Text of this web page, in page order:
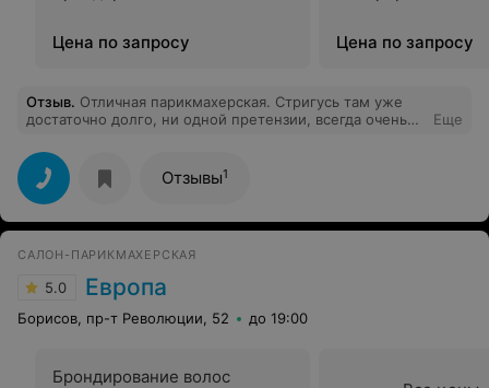
Цена по запросу Цена по запросу
Отзыв. Отличная парикмахерская. Стригусь там уже
достаточно долго, ни одной претензии, всегда очень
повыше чем в других парикмахерских города, но оно
того стоит, всегда отличный результат.
Еще
Отзывы1
САЛОН-ПАРИКМАХЕРСКАЯ
5.0 Европа
Борисов, пр-т Революции, 52 до 19:00
Брондирование волос